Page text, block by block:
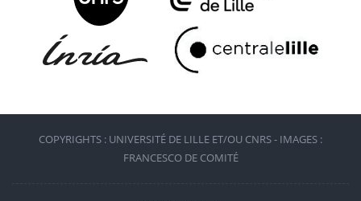
COPYRIGHTS : UNIVERSITÉ DE LILLE ET/OU CNRS - IMAGES :
FRANCESCO DE COMITÉ